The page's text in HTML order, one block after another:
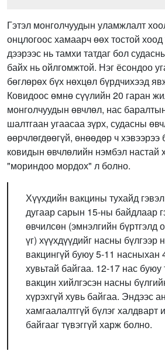
Гэтэл монголчуудын уламжлалт
онцлогоос хамаарч өөх тостой хоод
дээрээс нь тамхи татдаг бол
байх нь ойлгомжтой. Нэг ёсондоо
бөглөрөх бүх нөхцөл бүрдчихээд
Ковидоос өмнө сүүлийн 20 гаран
монголчуудын өвчлөл, нас
шалтгаан угаасаа зүрх, судасны
өөрчлөгдөөгүй, өнөөдөр ч хэвээрээ
ковидын өвчлөлийн нэмбэл настай
"мориндоо мордох" л болно.
Хүүхдийн вакцины тухайд
дугаар сарын 15-ны байдлаар
өвчилсөн (эмнэлгийн бүртгэлд
үг) хүүхдүүдийг насны бүлгээр
вакцингүй буюу 5-11 насныхан
хувьтай байгаа. 12-17 нас буюу
вакцин хийлгэсэн насны
хүрэхгүй хувь байгаа. Эндээс
хамгаалалтгүй бүлэг халдварт
байгааг түвэггүй харж болно.